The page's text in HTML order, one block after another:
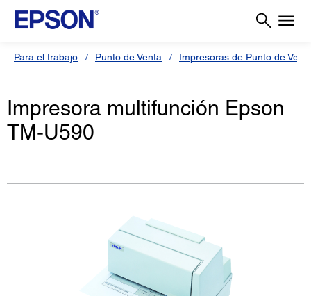
Para el trabajo Punto de Venta Impresoras de Punto de
Impresora multifunción Epson
TM-U590